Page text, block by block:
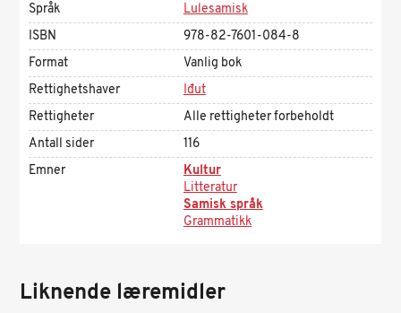
Språk
Lulesamisk
ISBN
978-82-7601-084-8
Format
Vanlig bok
Rettighetshaver
Iđut
Rettigheter
Alle rettigheter forbeholdt
Antall sider
116
Emner
Kultur
Litteratur
Samisk språk
Grammatikk
Liknende læremidler